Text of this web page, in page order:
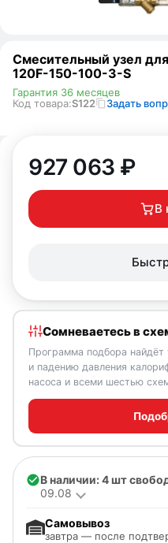
Смесительный узел
120F-150-100-3-S
Код товара:S122 Задать
Гарантия 36 месяцев
927 063 ₽
В
Сомневаетесь в
Программа подбора найдёт
и падению давления
насоса и всеми шестью
В наличии: 4 шт
09.08
Самовывоз
завтра — после